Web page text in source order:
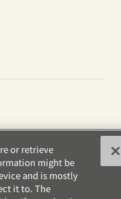
or retrieve
might be
and is mostly
it to. The